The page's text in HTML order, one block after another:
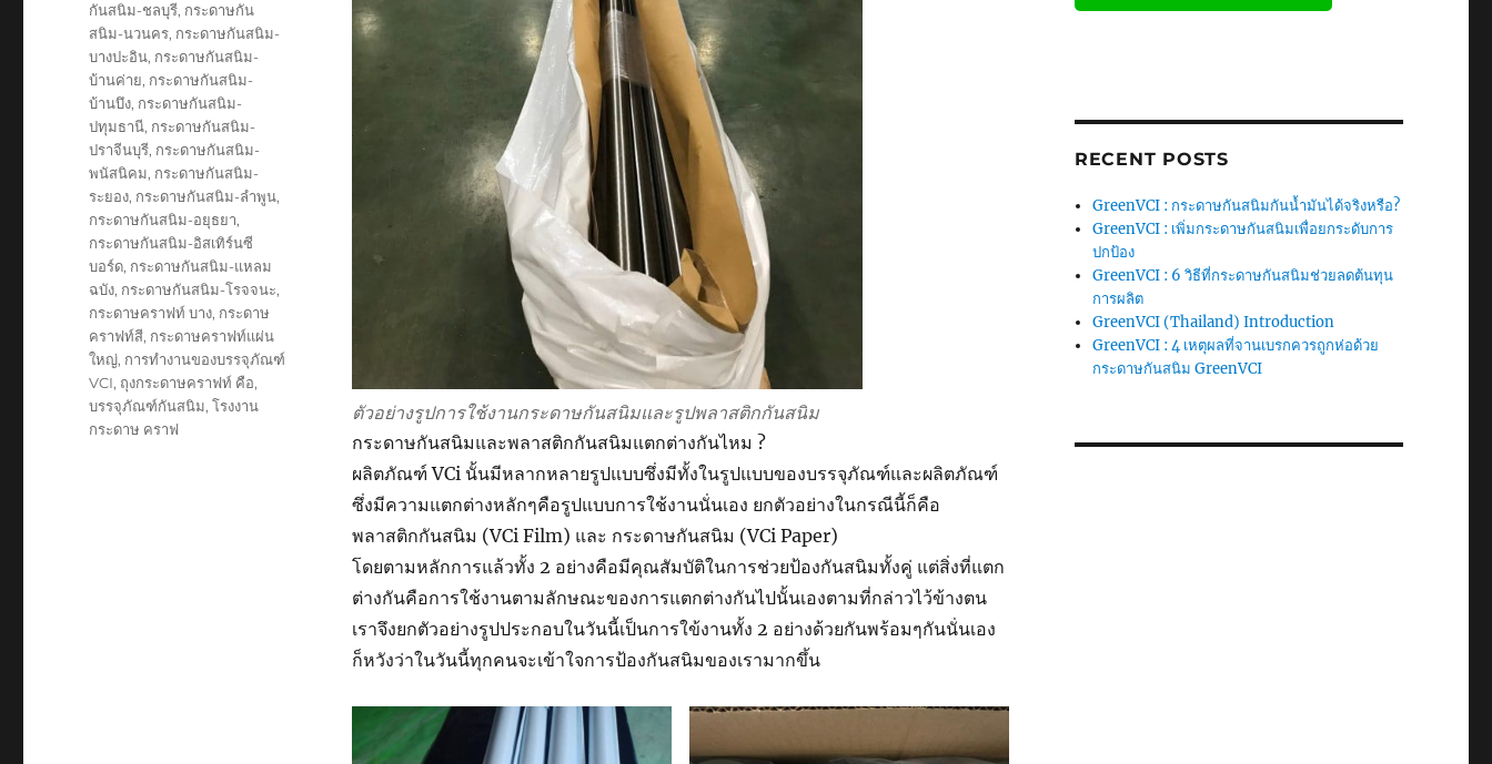
ตัวอย่างรูปการใช้งานกระดาษกันสนิมและรูปพลาสติกกันสนิม
กระดาษกันสนิมและพลาสติกกันสนิมแตกต่างกันไหม ?
ผลิตภัณฑ์ VCi นั้นมีหลากหลายรูปแบบซึ่งมีทั้งในรูปแบบของบรรจุภัณฑ์และผลิตภัณฑ์
ซึ่งมีความแตกต่างหลักๆคือรูปแบบการใช้งานนั่นเอง ยกตัวอย่างในกรณีนี้ก็คือ
พลาสติกกันสนิม (VCi Film) และ กระดาษกันสนิม (VCi Paper)
โดยตามหลักการแล้วทั้ง 2 อย่างคือมีคุณสัมบัติในการช่วยป้องกันสนิมทั้งคู่ แต่สิ่งที่แตก
ต่างกันคือการใช้งานตามลักษณะของการแตกต่างกันไปนั้นเองตามที่กล่าวไว้ข้างตน
เราจึงยกตัวอย่างรูปประกอบในวันนี้เป็นการใข้งานทั้ง 2 อย่างด้วยกันพร้อมๆกันนั่นเอง
ก็หวังว่าในวันนี้ทุกคนจะเข้าใจการป้องกันสนิมของเรามากขึ้น
กันสนิม-ชลบุรี, กระดาษกัน
สนิม-นวนคร, กระดาษกันสนิม-
บางปะอิน, กระดาษกันสนิม-
บ้านค่าย, กระดาษกันสนิม-
บ้านบึง, กระดาษกันสนิม-
ปทุมธานี, กระดาษกันสนิม-
ปราจีนบุรี, กระดาษกันสนิม-
พนัสนิคม, กระดาษกันสนิม-
ระยอง, กระดาษกันสนิม-ลำพูน,
กระดาษกันสนิม-อยุธยา,
กระดาษกันสนิม-อิสเทิร์นซี
บอร์ด, กระดาษกันสนิม-แหลม
ฉบัง, กระดาษกันสนิม-โรจจนะ,
กระดาษคราฟท์ บาง, กระดาษ
คราฟท์สี, กระดาษคราฟท์แผ่น
ใหญ่, การทำงานของบรรจุภัณฑ์
VCI, ถุงกระดาษคราฟท์ คือ,
บรรจุภัณฑ์กันสนิม,โรงงาน
กระดาษ คราฟ
RECENT POSTS
GreenVCI : กระดาษกันสนิมกันน้ำมันได้จริงหรือ?
GreenVCI : เพิ่มกระดาษกันสนิมเพื่อยกระดับการ
ปกป้อง
GreenVCI : 6 วิธีที่กระดาษกันสนิมช่วยลดต้นทุน
การผลิต
GreenVCI (Thailand) Introduction
GreenVCI : 4 เหตุผลที่จานเบรกควรถูกห่อด้วย
กระดาษกันสนิม GreenVCI